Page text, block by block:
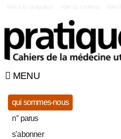
MENU
qui sommes-nous
n° parus
s’abonner